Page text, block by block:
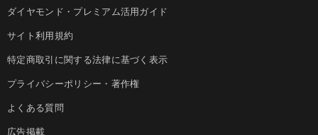
ダイヤモンド・プレミアム活用ガイド
サイト利用規約
特定商取引に関する法律に基づく表示
プライバシーポリシー・著作権
よくある質問
広告掲載